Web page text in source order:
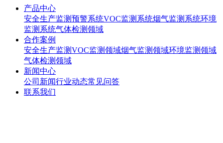
产品中心
安全生产监测预警系统VOC监测系统烟气监测系统环境
监测系统气体检测领域
合作案例
安全生产监测VOC监测领域烟气监测领域环境监测领域
气体检测领域
新闻中心
公司新闻行业动态常见问答
联系我们